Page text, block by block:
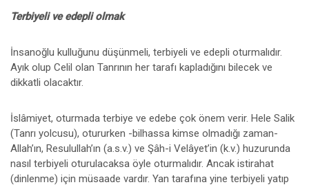
Terbiyeli ve edepli olmak
İnsanoğlu kulluğunu düşünmeli, terbiyeli ve edepli oturmalıdır.
Ayık olup Celil olan Tanrının her tarafı kapladığını bilecek ve
dikkatli olacaktır.
İslâmiyet, oturmada terbiye ve edebe çok önem verir. Hele Salik
(Tanrı yolcusu), otururken -bilhassa kimse olmadığı zaman-
Allah’ın, Resulullah’ın (a.s.v.) ve Şâh-i Velâyet’in (k.v.) huzurunda
nasıl terbiyeli oturulacaksa öyle oturmalıdır. Ancak istirahat
(dinlenme) için müsaade vardır. Yan tarafına yine terbiyeli yatıp